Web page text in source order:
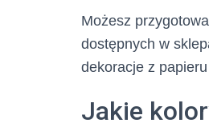
Możesz
dostępnych w
dekoracje z
Jakie